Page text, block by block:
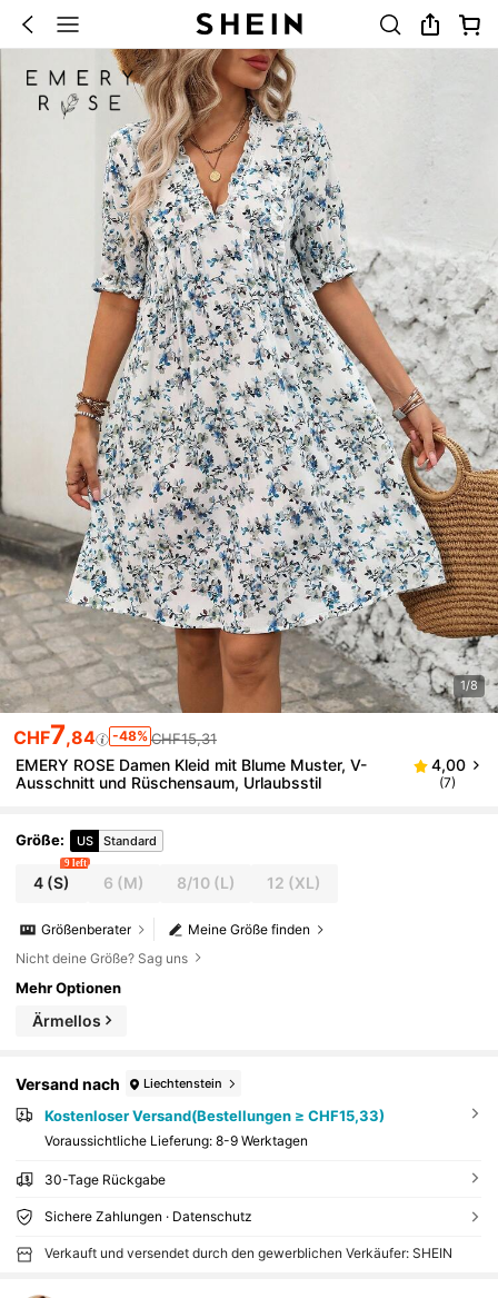
1/8
CHF7,84 -48% CHF15,31
EMERY ROSE Damen Kleid mit Blume Muster, V-
Ausschnitt und Rüschensaum, Urlaubsstil
4,00
(7)
Größe: US Standard
4 (S)
9 left
6 (M) 8/10(L) 12 (XL)
Meine Größe finden
Größenberater
Nicht deine Größe? Sag uns
Mehr Optionen
Ärmellos
Versand nach Liechtenstein
Kostenloser Versand(Bestellungen ≥ CHF15,33)
Voraussichtliche Lieferung: 8-9 Werktagen
30-Tage Rückgabe
Sichere Zahlungen · Datenschutz
Verkauft und versendet durch den gewerblichen Verkäufer: SHEIN